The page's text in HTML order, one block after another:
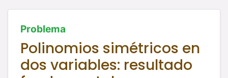
Problema
Polinomios simétricos en
dos variables: resultado